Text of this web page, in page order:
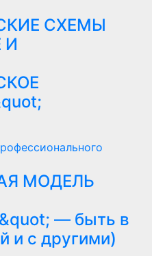
СХЕМЫ
И
МОДЕЛЬ
— быть в
и с другими)